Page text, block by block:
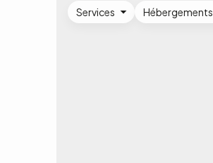
Services Hébergements